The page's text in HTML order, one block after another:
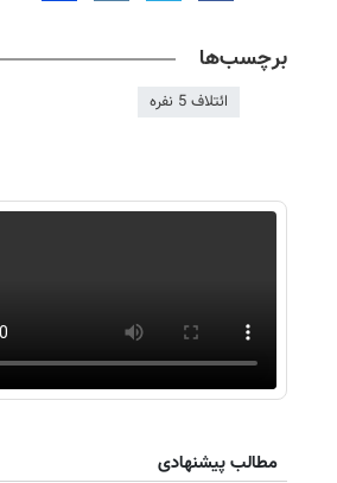
برچسب‌ها
ائتلاف 5 نفره
مطالب پیشنهادی
روزنامه‌های ورزشی پنج‌شنبه ۱۵ مرداد